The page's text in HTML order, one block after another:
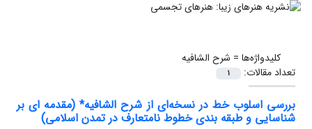
کلیدواژه‌ها = شرح الشافیه
تعداد مقالات:
1
بررسی اسلوب خط در نسخه‌ای از شرح الشافیه* (مقدمه ای بر
شناسایی و طبقه بندی خطوط نامتعارف در تمدن اسلامی)